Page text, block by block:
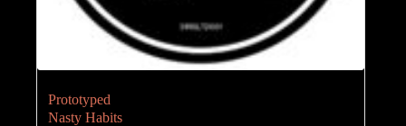
Prototyped
Nasty Habits